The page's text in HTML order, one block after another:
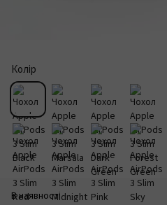
Колір
В наявності